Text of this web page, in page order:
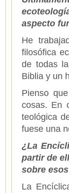
aspecto
He
filosófica
de todas
Biblia y un
Pienso
cosas. En
teológica
fuese una
¿La
partir de
sobre
La